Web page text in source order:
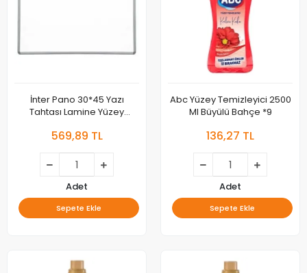
İnter Pano 30*45 Yazı
Tahtası Lamine Yüzey
569,89 TL
Adet
Sepete Ekle
Abc Yüzey Temizleyici 2500
Ml Büyülü Bahçe *9
136,27 TL
Adet
Sepete Ekle